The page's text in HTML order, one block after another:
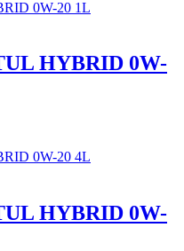
HYBRID 0W-
HYBRID 0W-